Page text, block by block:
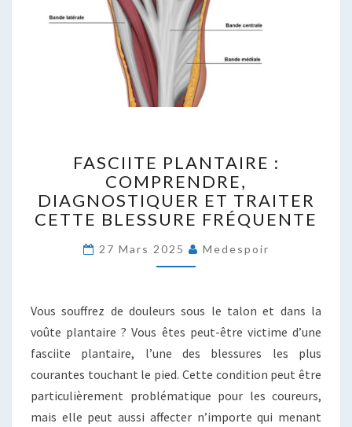
PLANTAIRE
:
COMPRENDRE,
DIAGNOSTIQUER
TRAITER
CETTE
FASCIITE PLANTAIRE :
COMPRENDRE,
DIAGNOSTIQUER ET TRAITER
CETTE BLESSURE FRÉQUENTE
27 Mars 2025 Medespoir
Vous souffrez de douleurs sous le talon et dans la
voûte plantaire ? Vous êtes peut-être victime d’une
fasciite plantaire, l’une des blessures les plus
courantes touchant le pied. Cette condition peut être
particulièrement problématique pour les coureurs,
mais elle peut aussi affecter n’importe qui menant